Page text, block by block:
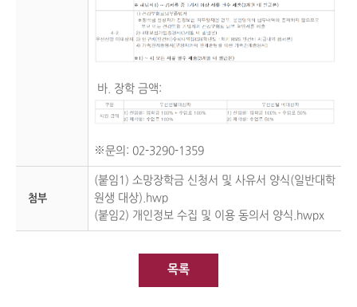
바. 장학 금액:
※문의: 02-3290-1359
첨부
(붙임1) 소망장학금 신청서 및 사유서 양식(일반대학
원생 대상).hwp
(붙임2) 개인정보 수집 및 이용 동의서 양식.hwpx
목록